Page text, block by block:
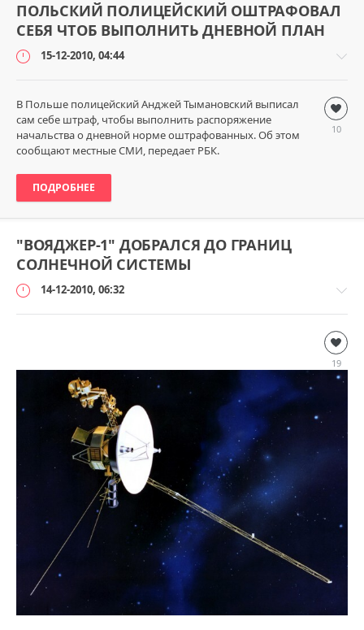
ПОЛЬСКИЙ ПОЛИЦЕЙСКИЙ ОШТРАФОВАЛ
СЕБЯ ЧТОБ ВЫПОЛНИТЬ ДНЕВНОЙ ПЛАН
15-12-2010, 04:44
Безумный
мир
loginvovchyk
691
0
10
В Польше полицейский Анджей Тымановский выписал
сам себе штраф, чтобы выполнить распоряжение
начальства о дневной норме оштрафованных. Об этом
сообщают местные СМИ, передает РБК.
ПОДРОБНЕЕ
"ВОЯДЖЕР-1" ДОБРАЛСЯ ДО ГРАНИЦ
СОЛНЕЧНОЙ СИСТЕМЫ
14-12-2010, 06:32
технологии
loginvovchyk
310
19